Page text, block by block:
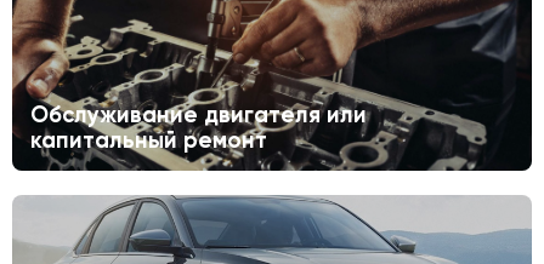
Обслуживание двигателя или
капитальный ремонт